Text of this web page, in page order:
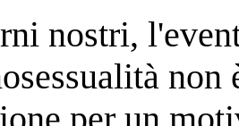
nostri,
non